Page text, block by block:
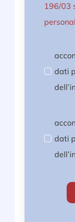
196/03
dati
dati